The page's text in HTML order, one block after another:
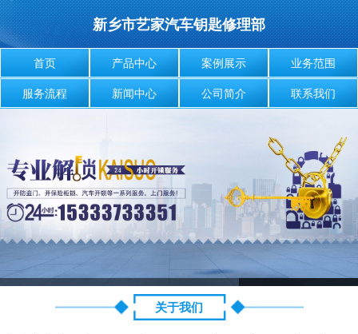
新乡市艺家汽车钥匙修理部
首页 产品中心 案例展示
业务范围
服务流程
新闻中心 公司简介 联系我们
关于我们